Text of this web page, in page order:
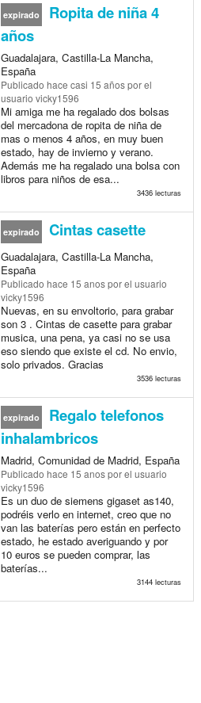
expirado
Ropita de niña 4
años
Guadalajara, Castilla-La Mancha,
España
Publicado hace casi 15 añospor el
usuario vicky1596
Mi amiga me ha regalado dos bolsas
del mercadona de ropita de niña de
mas o menos 4 años, en muy buen
estado, hay de invierno y verano.
Además me ha regalado una bolsa con
libros para niños de esa...
3436 lecturas
expirado Cintas casette
Guadalajara, Castilla-La Mancha,
España
Publicado hace 15 anospor el usuario
vicky1596
Nuevas, en su envoltorio, para grabar
son 3 . Cintas de casette para grabar
musica, una pena, ya casi no se usa
eso siendo que existe el cd. No envio,
solo privados. Gracias
3536 lecturas
expirado
Regalo telefonos
inhalambricos
Madrid, Comunidad de Madrid, España
Publicado hace 15 anospor el usuario
vicky1596
Es un duo de siemens gigaset as140,
podréis verlo en internet, creo que no
van las baterías pero están en perfecto
estado, he estado averiguando y por
10 euros se pueden comprar, las
baterías...
3144 lecturas